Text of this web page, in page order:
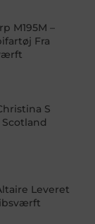
M195M –
Fra
S
Leveret